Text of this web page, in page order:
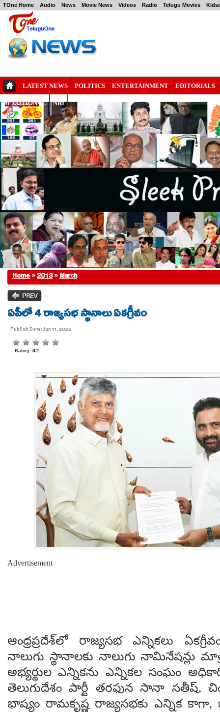
TOne Home Audio News Movie News Videos Radio Telugu Movies
LATEST NEWS POLITICS ENTERTAINMENT EDITORIALS
DEVOTIONAL NRI
Home»2013»March
ఏపీలో 4 రాజ్యసభ స్థానాలు ఏకగ్రీవం
Publish Date:Jun 11, 2026
Advertisement
ఆంధ్రప్రదేశ్‌లో రాజ్యసభ ఎన్నికలు
నాలుగు స్థానాలకు నాలుగు నామినేషన్లు
అభ్యర్థుల ఎన్నికను ఎన్నికల సంఘం
తెలుగుదేశం పార్టీ తరఫున సానా
భాష్యం రామకృష్ణ రాజ్యసభకు ఎన్నిక కాగా,